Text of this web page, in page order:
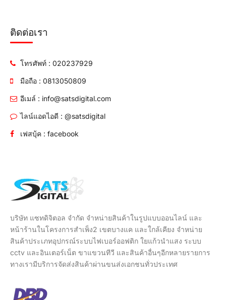
ติดต่อเรา
โทรศัพท์ : 020237929
มือถือ : 0813050809
อีเมล์ : info@satsdigital.com
ไลน์แอดไอดี : @satsdigital
เฟสบุ้ค : facebook
บริษัท แซทดิจิตอล จำกัด จำหน่ายสินค้าในรูปแบบออนไลน์ และ
หน้าร้านในโครงการสำเพ็ง2 เขตบางแค และใกล้เคียง จำหน่าย
สินค้าประเภทอุปกรณ์ระบบไฟเบอร์ออฟติก ใยแก้วนำแสง ระบบ
cctv และอินเตอร์เน็ต ขาแขวนทีวี และสินค้าอื่นๆอีกหลายรายการ
ทางเรามีบริการจัดส่งสินค้าผ่านขนส่งเอกชนทั่วประเทศ